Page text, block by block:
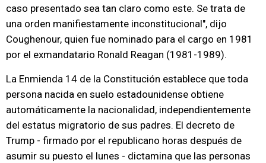
caso presentado sea tan claro como este. Se trata de
una orden manifiestamente inconstitucional", dijo
Coughenour, quien fue nominado para el cargo en 1981
por el exmandatario Ronald Reagan (1981-1989).
La Enmienda 14 de la Constitución establece que toda
persona nacida en suelo estadounidense obtiene
automáticamente la nacionalidad, independientemente
del estatus migratorio de sus padres. El decreto de
Trump - firmado por el republicano horas después de
asumir su puesto el lunes - dictamina que las personas